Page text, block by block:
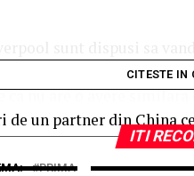
Khaled este unul
ca nu are o avere
de un partner din China
PRIMA
CITESTE IN
ITI